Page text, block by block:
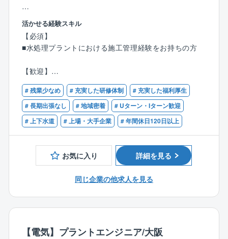
■教育体制
入社後はOJTを中心に、業務をキャッチアップ頂きま
す。研修もあり製品や業界知見は入社後に習得可能で
＜業務概要＞
◎上下水道プラントにおいてトップクラスの同社に
て、水処理プラント、焼却プラントにおける電気設備
の施工管理業務を担当していただきます。
ことを使命とし、以下のような幅広い業務をお任せし
ます。
＜具体的には＞
○上下水道、排水処理などプラント施設における施工計
画の立案
○現場での工程管理、安全管理、品質管理、施工マネジ
メント全般
推進
対応業務
活かせる経験スキル
【必須】
■水処理プラントにおける施工管理経験をお持ちの方
【歓迎】
■下記いずれかの資格をお持ちの方
・1級電気工事または電気通信工事施工管理技士
・監理技術者(電気工事または電気通信）
# 残業少なめ # 充実した研修体制
# 充実した福利厚生
# 長期出張なし
# 地域密着
# Uターン・Iターン歓迎
# 上下水道
# 上場・大手企業 # 年間休日120日以上
お気に入り 詳細を見る
同じ企業の他求人を見る
【電気】プラントエンジニア/大阪